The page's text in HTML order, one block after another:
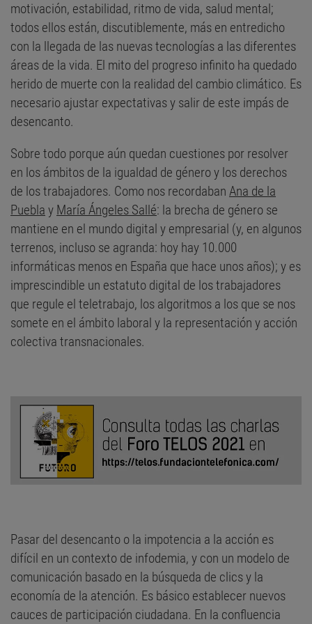
motivación, estabilidad, ritmo de vida, salud mental;
todos ellos están, discutiblemente, más en entredicho
con la llegada de las nuevas tecnologías a las diferentes
áreas de la vida. El mito del progreso infinito ha quedado
herido de muerte con la realidad del cambio climático. Es
necesario ajustar expectativas y salir de este impás de
desencanto.
Sobre todo porque aún quedan cuestiones por resolver
en los ámbitos de la igualdad de género y los derechos
de los trabajadores. Como nos recordaban Ana de la
Puebla y María Ángeles Sallé: la brecha de género se
mantiene en el mundo digital y empresarial (y, en algunos
terrenos, incluso se agranda: hoy hay 10.000
informáticas menos en España que hace unos años); y es
imprescindible un estatuto digital de los trabajadores
que regule el teletrabajo, los algoritmos a los que se nos
somete en el ámbito laboral y la representación y acción
colectiva transnacionales.
Pasar del desencanto o la impotencia a la acción es
difícil en un contexto de infodemia, y con un modelo de
comunicación basado en la búsqueda de clics y la
economía de la atención. Es básico establecer nuevos
cauces de participación ciudadana. En la confluencia